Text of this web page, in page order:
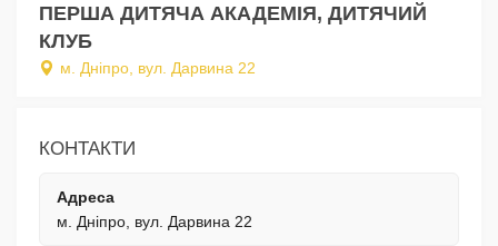
ПЕРША ДИТЯЧА АКАДЕМІЯ, ДИТЯЧИЙ
КЛУБ
м. Дніпро, вул. Дарвина 22
КОНТАКТИ
Адреса
м. Дніпро, вул. Дарвина 22